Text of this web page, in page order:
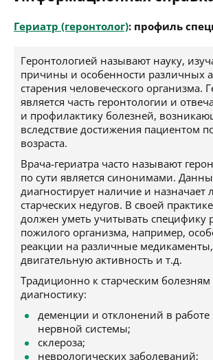
Гериатр (геронтолог): профиль
Геронтологией называют науку,
причины и особенности различных
старения человеческого организма.
является часть геронтологии и
и профилактику болезней,
вследствие достижения пациентом
возраста.
Врача-гериатра часто называют
по сути является синонимами.
диагностирует наличие и назначает
старческих недугов. В своей
должен уметь учитывать специфику
пожилого организма, например,
реакции на различные
двигательную активность и т.д.
Традиционно к старческим болезням
диагностику:
деменции и отклонений в работе
нервной системы;
склероза;
неврологических заболеваний;